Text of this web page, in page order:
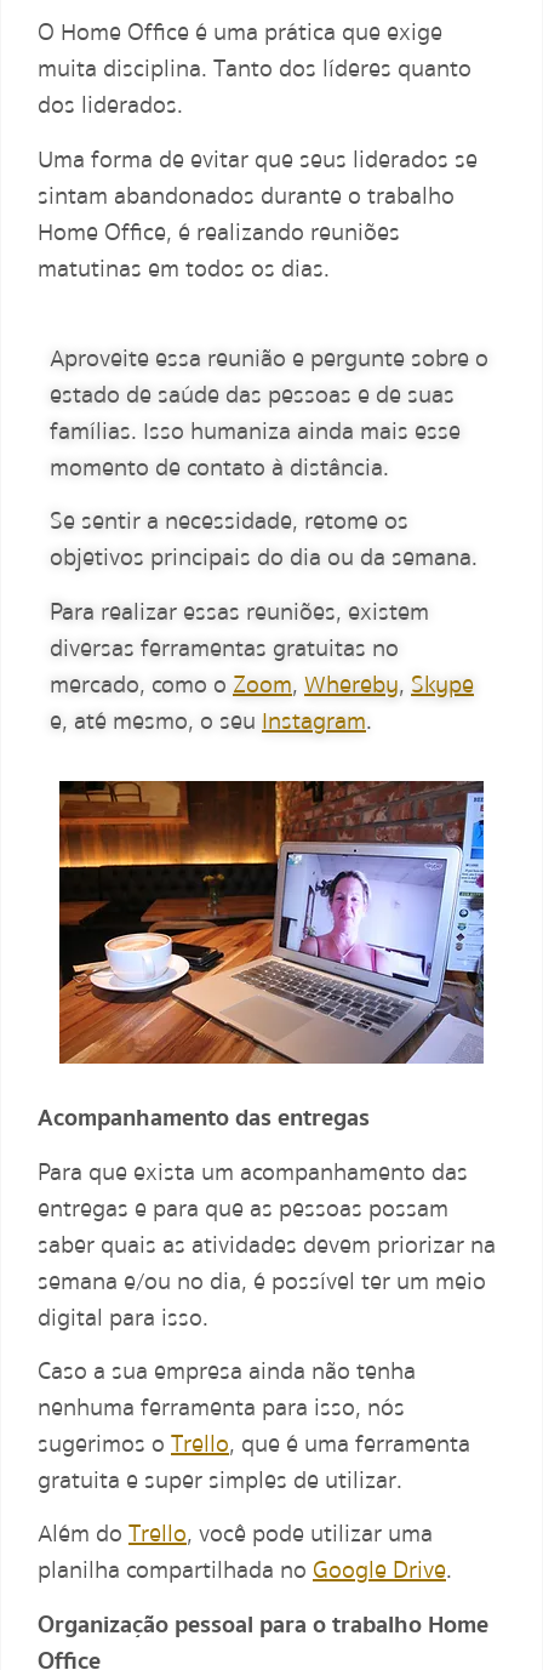
O Home Office é uma prática que exige
muita disciplina. Tanto dos líderes quanto
dos liderados.
Uma forma de evitar que seus liderados se
sintam abandonados durante o trabalho
Home Office, é realizando reuniões
matutinas em todos os dias.
Aproveite essa reunião e pergunte sobre o
estado de saúde das pessoas e de suas
famílias. Isso humaniza ainda mais esse
momento de contato à distância.
Se sentir a necessidade, retome os
objetivos principais do dia ou da semana.
Para realizar essas reuniões, existem
diversas ferramentas gratuitas no
mercado, como oZoom,Whereby,Skype
e, até mesmo, o seuInstagram.
Acompanhamento das entregas
Para que exista um acompanhamento das
entregas e para que as pessoas possam
saber quais as atividades devem priorizar na
semana e/ou no dia, é possível ter um meio
digital para isso.
Caso a sua empresa ainda não tenha
nenhuma ferramenta para isso, nós
sugerimos oTrello, que é uma ferramenta
gratuita e super simples de utilizar.
Além doTrello, você pode utilizar uma
planilha compartilhada noGoogle Drive.
Organização pessoal para o trabalho Home
Office